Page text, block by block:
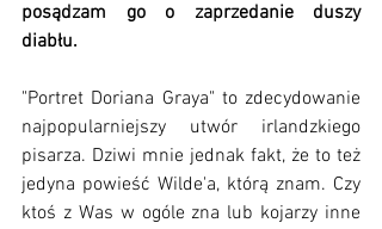
posądzam go o zaprzedanie duszy
diabłu.
"Portret Doriana Graya" to zdecydowanie
najpopularniejszy utwór irlandzkiego
pisarza. Dziwi mnie jednak fakt, że to też
jedyna powieść Wilde'a, którą znam. Czy
ktoś z Was w ogóle zna lub kojarzy inne